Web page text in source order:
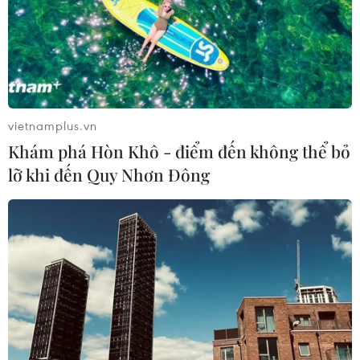
Theo dõi VietnamPlus
TIN LIÊN QUAN
vietnamplus.vn
Khám phá Hòn Khô - điểm đến không thể bỏ
lỡ khi đến Quy Nhơn Đông